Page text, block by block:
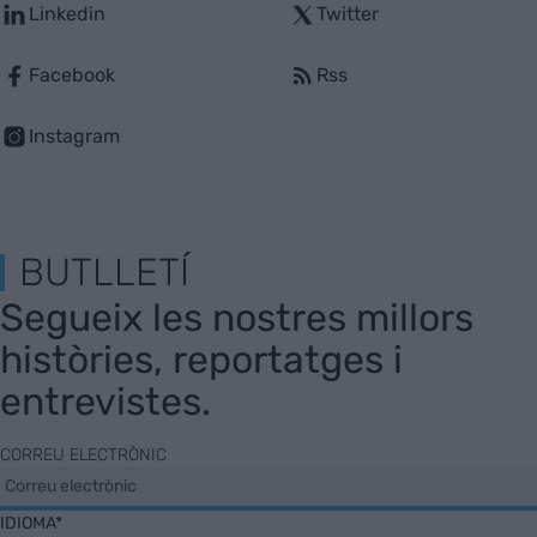
Linkedin
Facebook
Instagram
Twitter
Rss
BUTLLETÍ
Segueix les nostres millors
històries, reportatges i
entrevistes.
CORREU ELECTRÒNIC
IDIOMA*